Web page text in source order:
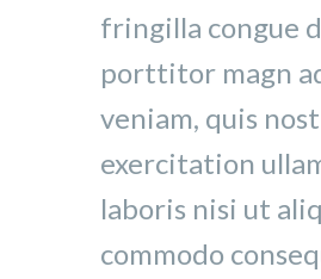
fringilla congue
porttitor magn
veniam, quis
exercitation
laboris nisi ut
commodo